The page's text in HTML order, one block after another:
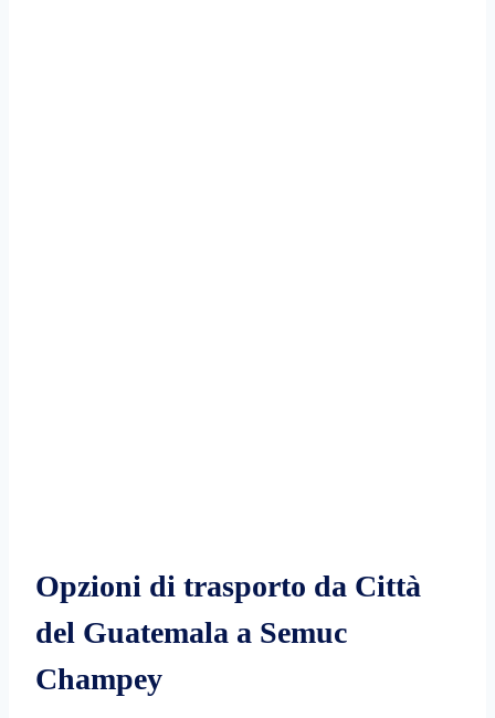
Opzioni di trasporto da Città
del Guatemala a Semuc
Champey